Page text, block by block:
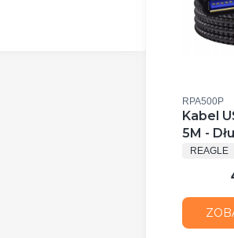
Kod produktu
RPA500P
Kabel
5M -
USB
Do
REAGLE